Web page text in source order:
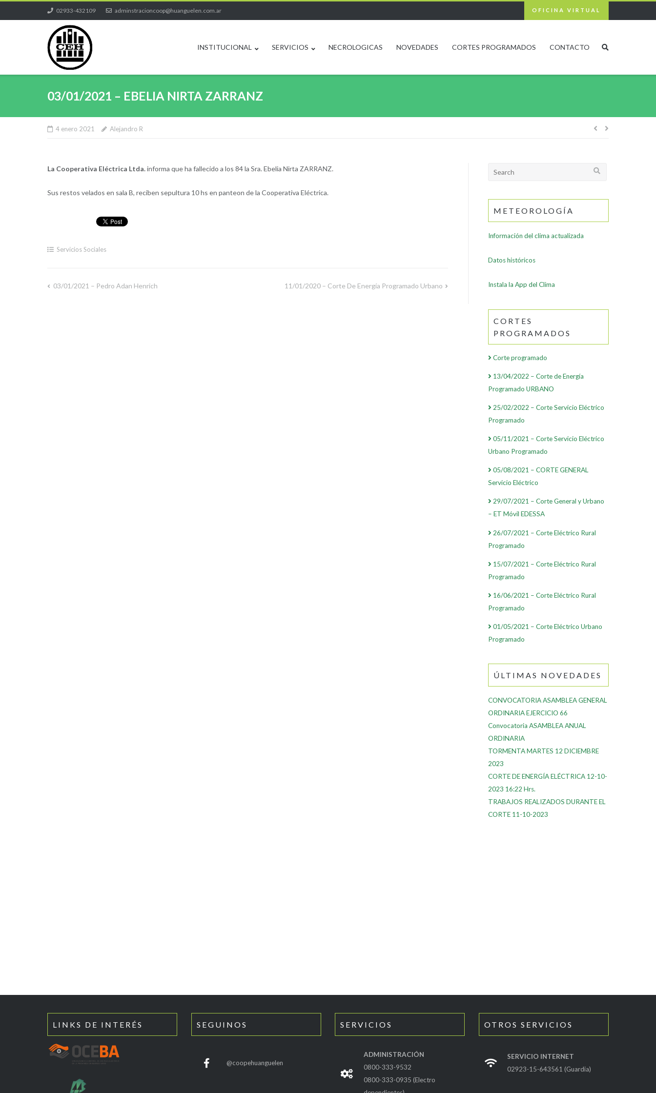
02933-432109 adminstracioncoop@huanguelen.com.ar OFICINA VIRTUAL
INSTITUCIONAL SERVICIOS NECROLOGICAS NOVEDADES CORTES PROGRAMADOS CONTACTO
03/01/2021 – EBELIA NIRTA ZARRANZ
4 enero 2021 Alejandro R
de
La Cooperativa Eléctrica Ltda.informa que ha fallecido a los 84 la Sra. Ebelia Nirta ZARRANZ.
Sus restos velados en sala B, reciben sepultura 10 hs en panteon de la Cooperativa Eléctrica.
Servicios Sociales
03/01/2021 – Pedro Adan Henrich 11/01/2020 – Corte De Energía Programado Urbano
Search
METEOROLOGÍA
Información del clima actualizada
Datos históricos
Instala la App del Clima
CORTES
PROGRAMADOS
Corte programado
13/04/2022 – Corte de Energía
Programado URBANO
25/02/2022 – Corte Servicio Eléctrico
Programado
05/11/2021 – Corte Servicio Eléctrico
Urbano Programado
05/08/2021 – CORTE GENERAL
Servicio Eléctrico
29/07/2021 – Corte General y Urbano
– ET Móvil EDESSA
26/07/2021 – Corte Eléctrico Rural
Programado
15/07/2021 – Corte Eléctrico Rural
Programado
16/06/2021 – Corte Eléctrico Rural
Programado
01/05/2021 – Corte Eléctrico Urbano
Programado
ÚLTIMAS NOVEDADES
CONVOCATORIA ASAMBLEA GENERAL
ORDINARIA EJERCICIO 66
Convocatoria ASAMBLEA ANUAL
ORDINARIA
TORMENTA MARTES 12 DICIEMBRE
2023
CORTE DE ENERGÍA ELÉCTRICA 12-10-
2023 16:22 Hrs.
TRABAJOS REALIZADOS DURANTE EL
CORTE 11-10-2023
LINKS DE INTERÉS SEGUINOS
@coopehuanguelen
SERVICIOS
ADMINISTRACIÓN
0800-333-9532
0800-333-0935 (Electro
OTROS SERVICIOS
SERVICIO INTERNET
02923-15-643561 (Guardia)